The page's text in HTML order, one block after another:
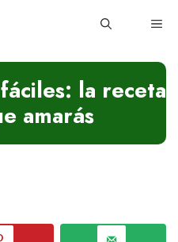
la receta
amarás